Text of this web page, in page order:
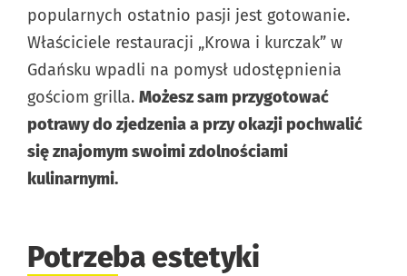
popularnych ostatnio pasji jest gotowanie.
Właściciele restauracji „Krowa i kurczak” w
Gdańsku wpadli na pomysł udostępnienia
gościom grilla. Możesz sam przygotować
potrawy do zjedzenia a przy okazji pochwalić
się znajomym swoimi zdolnościami
kulinarnymi.
Potrzeba estetyki